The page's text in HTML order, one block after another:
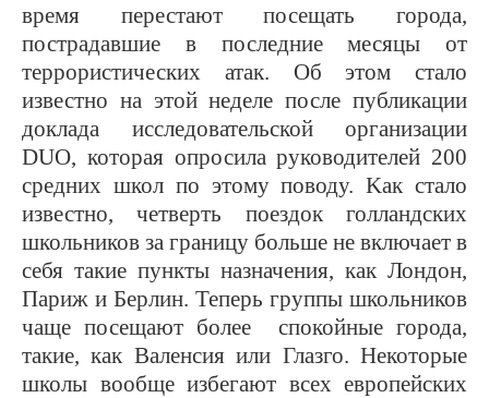
время перестают посещать города,
пострадавшие в последние месяцы от
террористических атак. Об этом стало
известно на этой неделе после публикации
доклада исследовательской организации
DUO, которая опросила руководителей 200
средних школ по этому поводу.Kак стало
известно,четверть поездок голландских
школьников за границу больше не включает в
себя такие пункты назначения, как Лондон,
Париж и Берлин. Теперь группы школьников
чаще посещают более спокойные города,
такие, как Валенсия или Глазго. Некоторые
школы вообще избегают всех европейских